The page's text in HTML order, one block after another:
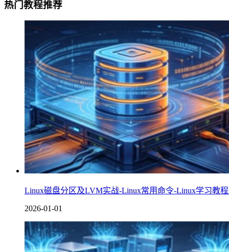
热门教程推荐
Linux磁盘分区及LVM实战-Linux常用命令-Linux学习教
2026-01-01